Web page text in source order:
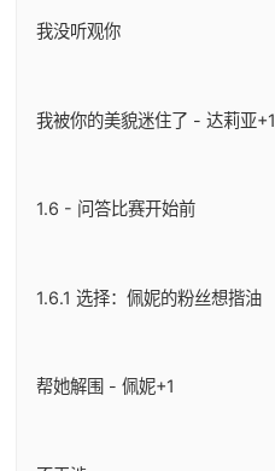
我没听观你
我被你的美貌迷住了 - 达莉亚+1
1.6 - 问答比赛开始前
1.6.1 选择：佩妮的粉丝想揩油
帮她解围 - 佩妮+1